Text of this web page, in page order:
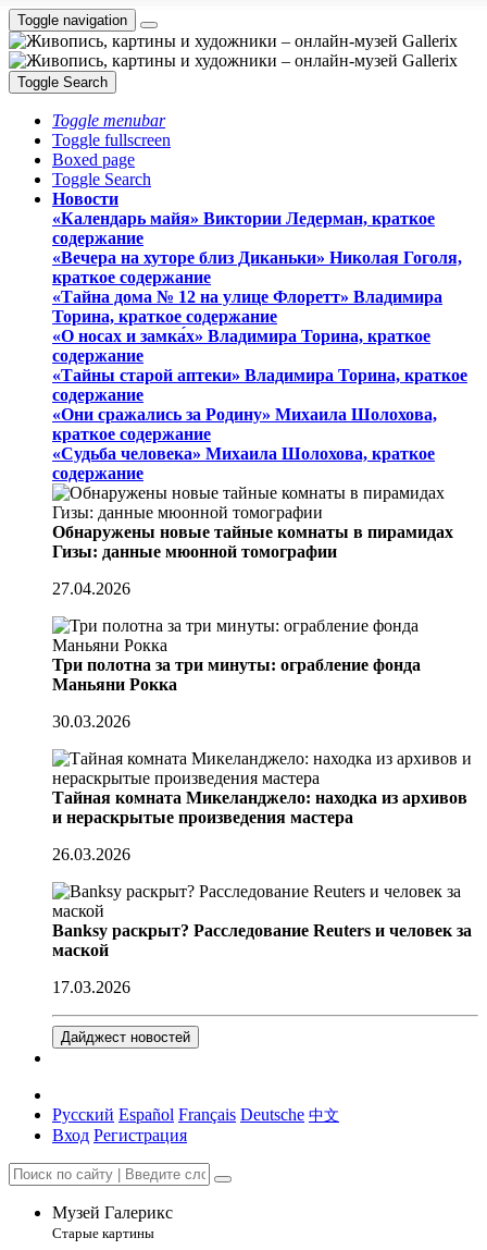
Toggle navigation
Toggle Search
Toggle menubar
Toggle fullscreen
Boxed page
Toggle Search
Новости
«Календарь майя» Виктории Ледерман, краткое
содержание
«Вечера на хуторе близ Диканьки» Николая Гоголя,
краткое содержание
«Тайна дома № 12 на улице Флоретт» Владимира
Торина, краткое содержание
«О носах и замка́х» Владимира Торина, краткое
содержание
«Тайны старой аптеки» Владимира Торина, краткое
содержание
«Они сражались за Родину» Михаила Шолохова,
краткое содержание
«Судьба человека» Михаила Шолохова, краткое
содержание
Обнаружены новые тайные комнаты в пирамидах
Гизы: данные мюонной томографии
27.04.2026
Три полотна за три минуты: ограбление фонда
Маньяни Рокка
30.03.2026
Тайная комната Микеланджело: находка из архивов
и нераскрытые произведения мастера
26.03.2026
Banksy раскрыт? Расследование Reuters и человек за
маской
17.03.2026
Дайджест новостей
Русский Español Français Deutsche 中文
Вход Регистрация
Музей Галерикс
Старые картины